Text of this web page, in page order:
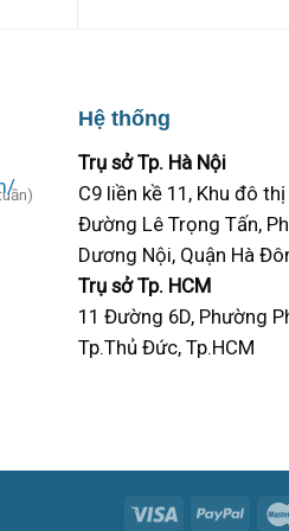
Hệ thống
Trụ sở Tp. Hà Nội
C9 liền kề 11, Khu đô
Đường Lê Trọng Tấn,
Dương Nội, Quận Hà
Trụ sở Tp. HCM
11 Đường 6D, Phường
Tp.Thủ Đức, Tp.HCM